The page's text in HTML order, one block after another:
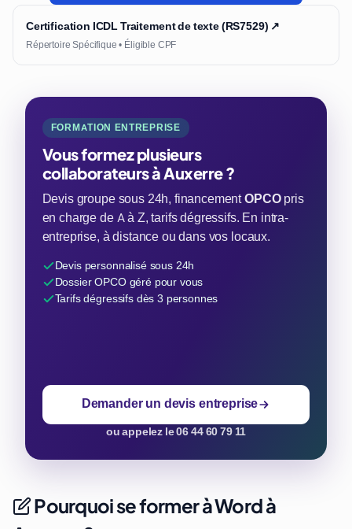
Certification ICDL Traitement de texte (RS7529) ↗
Répertoire Spécifique • Éligible CPF
FORMATION ENTREPRISE
Vous formez plusieurs
collaborateurs à Auxerre ?
Devis groupe sous 24h, financementOPCOpris
en charge de A à Z, tarifs dégressifs. En intra-
entreprise, à distance ou dans vos locaux.
Devis personnalisé sous 24h
Dossier OPCO géré pour vous
Tarifs dégressifs dès 3 personnes
Demander un devis entreprise
ou appelez le 06 44 60 79 11
Pourquoi se former à Word à